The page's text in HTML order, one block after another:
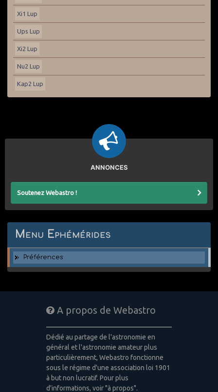
Xi1 Lup
Ups Lup
Xi2 Lup
Nu2 Lup
Kap2 Lup
ANNONCES
Soutenez Webastro !
Menu Ephémérides
Préférences
A propos de Webastro
Dédié au partage de l'astronomie en
général et l'astronomie amateur plus
particulièrement, Webastro fonctionne
sous le régime d'une association loi 1901
à but non lucratif. Pour plus
d'informations, voir "à propos".